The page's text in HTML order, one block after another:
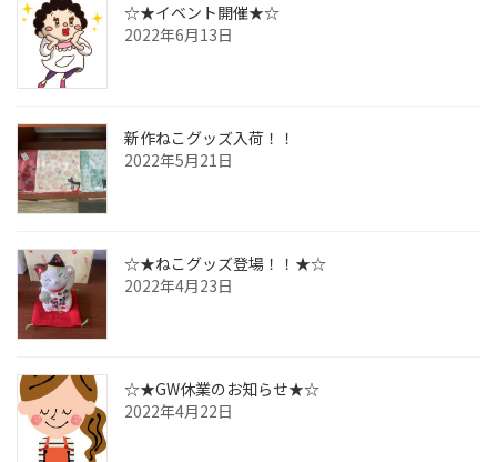
☆★イベント開催★☆
2022年6月13日
新作ねこグッズ入荷！！
2022年5月21日
☆★ねこグッズ登場！！★☆
2022年4月23日
☆★GW休業のお知らせ★☆
2022年4月22日